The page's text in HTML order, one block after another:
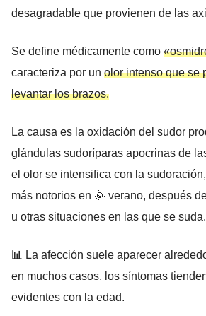
desagradable que provienen de las
Se define médicamente como
caracteriza por un olor intenso que se
levantar los brazos.
La causa es la oxidación del sudor
glándulas sudoríparas apocrinas de
el olor se intensifica con la
más notorios en 🌞 verano, después
u otras situaciones en las que se suda.
📊 La afección suele aparecer
en muchos casos, los síntomas
evidentes con la edad.